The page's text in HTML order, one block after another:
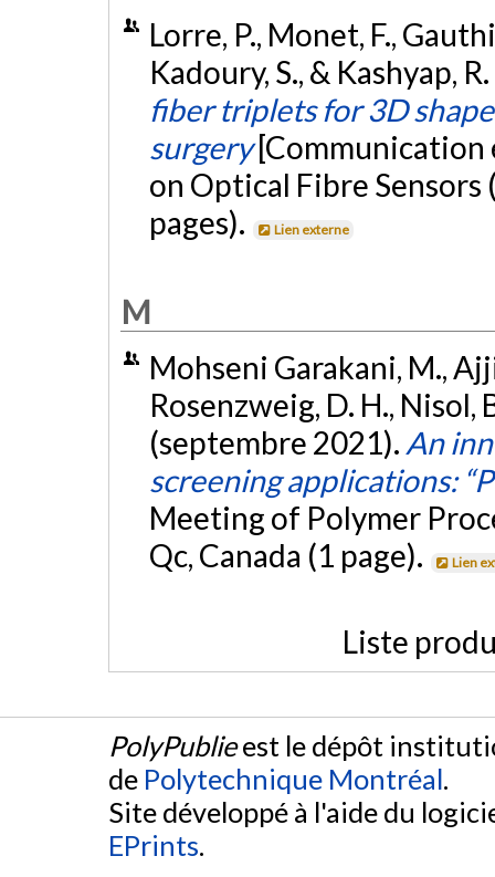
Lorre, P., Monet, F.,
Kadoury, S., & Kashyap,
fiber triplets for 3D
surgery
on Optical Fibre Sensors
pages).
Lien externe
M
Mohseni Garakani, M.,
Rosenzweig, D. H., Nisol,
(septembre 2021). An
screening applications:
Meeting of Polymer
Qc, Canada (1 page).
Lien
Liste
PolyPublieest le dépôt
de Polytechnique Montréal.
Site développé à l'aide du
EPrints.